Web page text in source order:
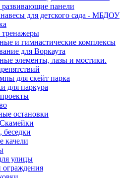
панели
для детского сада - МБДОУ
и гимнастические комплексы
для Воркаута
элементы, лазы и мостики.
для скейт парка
для паркура
остановки
беседки
качели
улицы
ограждения